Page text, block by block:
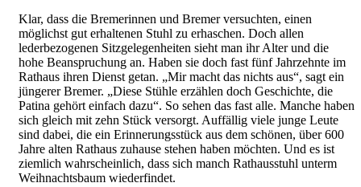
Klar, dass die Bremerinnen und Bremer versuchten, einen
möglichst gut erhaltenen Stuhl zu erhaschen. Doch allen
lederbezogenen Sitzgelegenheiten sieht man ihr Alter und die
hohe Beanspruchung an. Haben sie doch fast fünf Jahrzehnte im
Rathaus ihren Dienst getan. „Mir macht das nichts aus“, sagt ein
jüngerer Bremer. „Diese Stühle erzählen doch Geschichte, die
Patina gehört einfach dazu“. So sehen das fast alle. Manche haben
sich gleich mit zehn Stück versorgt. Auffällig viele junge Leute
sind dabei, die ein Erinnerungsstück aus dem schönen, über 600
Jahre alten Rathaus zuhause stehen haben möchten. Und es ist
ziemlich wahrscheinlich, dass sich manch Rathausstuhl unterm
Weihnachtsbaum wiederfindet.